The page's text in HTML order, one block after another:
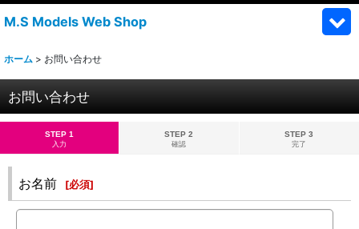
M.S Models Web Shop
ホーム > お問い合わせ
お問い合わせ
STEP 1
入力
STEP 2
確認
STEP 3
完了
お名前 [必須]